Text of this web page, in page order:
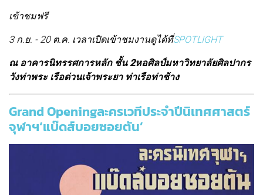
เข้าชมฟรี
3 ก.ย. - 20 ต.ค. เวลาเปิดเข้าชมงานดูได้ที่SPOTLIGHT
ณ อาคารนิทรรศการหลัก ชั้น 2หอศิลป์มหาวิทยาลัยศิลปากร
วังท่าพระ เรือด่วนเจ้าพระยา ท่าเรือท่าช้าง
Grand Openingละครเวทีประจำปีนิเทศศาสตร์
จุฬาฯ‘แบ๊ดส์บอยซอยตัน’